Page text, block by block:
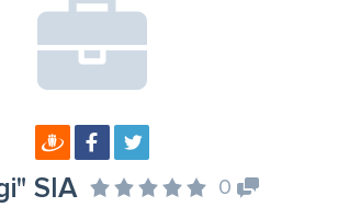
SIA 0